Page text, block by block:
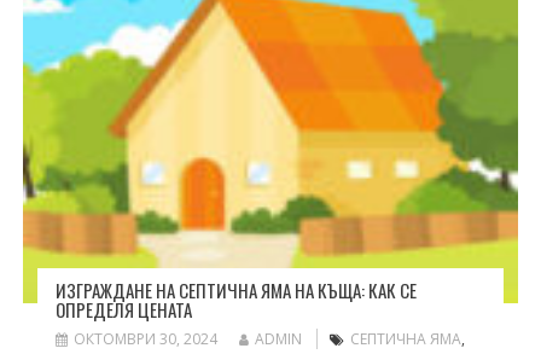
ИЗГРАЖДАНЕ НА СЕПТИЧНА ЯМА НА КЪЩА: КАК СЕ
ОПРЕДЕЛЯ ЦЕНАТА
ОКТОМВРИ 30, 2024 ADMIN СЕПТИЧНА ЯМА,